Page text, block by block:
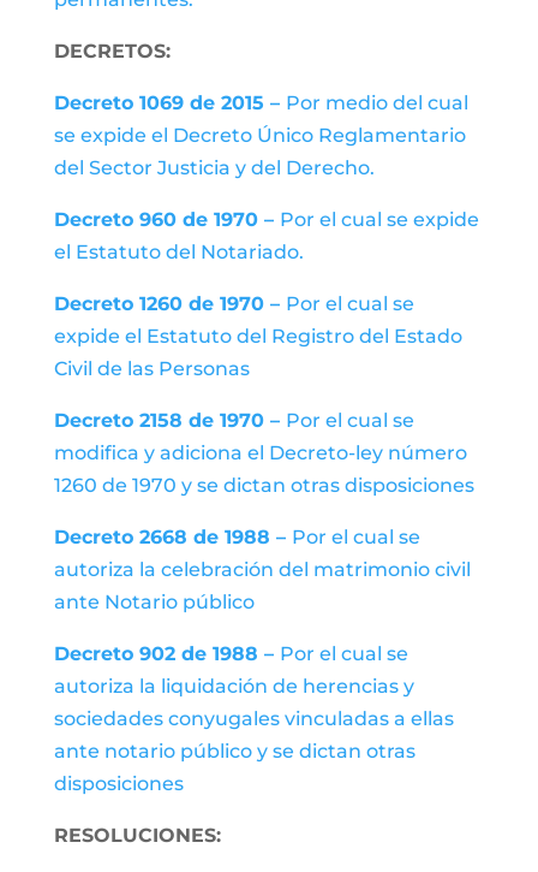
DECRETOS:
Decreto 1069 de 2015 – Por medio del cual
se expide el Decreto Único Reglamentario
del Sector Justicia y del Derecho.
Decreto 960 de 1970 – Por el cual se expide
el Estatuto del Notariado.
Decreto 1260 de 1970 – Por el cual se
expide el Estatuto del Registro del Estado
Civil de las Personas
Decreto 2158 de 1970 – Por el cual se
modifica y adiciona el Decreto-ley número
1260 de 1970 y se dictan otras disposiciones
Decreto 2668 de 1988 – Por el cual se
autoriza la celebración del matrimonio civil
ante Notario público
Decreto 902 de 1988 – Por el cual se
autoriza la liquidación de herencias y
sociedades conyugales vinculadas a ellas
ante notario público y se dictan otras
disposiciones
RESOLUCIONES: